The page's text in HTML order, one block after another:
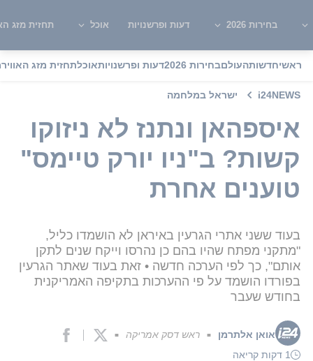
בחירות 2026 דעות ופרשנויות אוכל תחזית מזג
ראשיחדשותהעולםבחירות 2026 דעות ופרשנויותאוכלתחזית מזג האוויר
i24NEWS ישראל במלחמה
איספהאן ונתנז לא ניזוקו
קשות? ב"ניו יורק טיימס"
טוענים אחרת
בעוד ששני אתרי הגרעין באיראן לא הושמדו כליל,
"מתקני מפתח שהיו בהם כן נהרסו וייקח שנים לתקן
אותם", כך לפי הערכה חדשה • זאת בעוד שאתר הגרעין
בפורדו הושמד על פי ההערכות בתקיפה האמריקנית
בחודש שעבר
אואן אלתרמן ■ ראש דסק אמריקה ■
1 דקות קריאה